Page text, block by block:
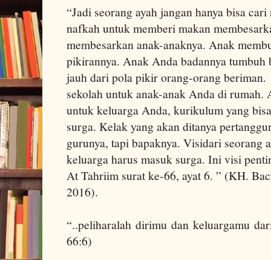
“Jadi seorang ayah jangan hanya bisa
nafkah untuk memberi makan
membesarkan anak-anaknya. Anak
pikirannya. Anak Anda badannya
jauh dari pola pikir orang-orang beriman.
sekolah untuk anak-anak Anda di
untuk keluarga Anda, kurikulum yang
surga. Kelak yang akan ditanya
gurunya, tapi bapaknya. Visidari seorang
keluarga harus masuk surga. Ini visi
At Tahriim surat ke-66, ayat 6. ” (KH.
2016).
“..peliharalah dirimu dan keluargamu
66:6)